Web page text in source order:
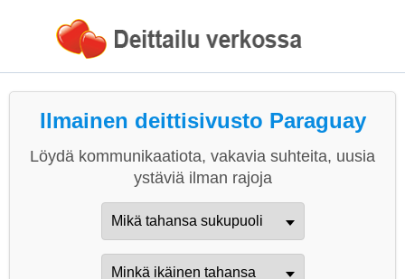
Ilmainen deittisivusto Paraguay
Löydä kommunikaatiota, vakavia suhteita, uusia
ystäviä ilman rajoja